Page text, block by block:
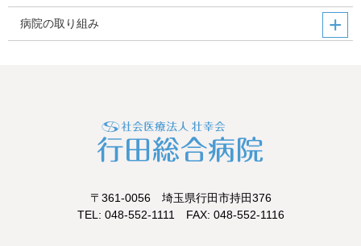
病院の取り組み
〒361-0056 埼玉県行田市持田376
TEL: 048-552-1111 FAX: 048-552-1116